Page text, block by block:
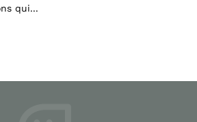
qui...